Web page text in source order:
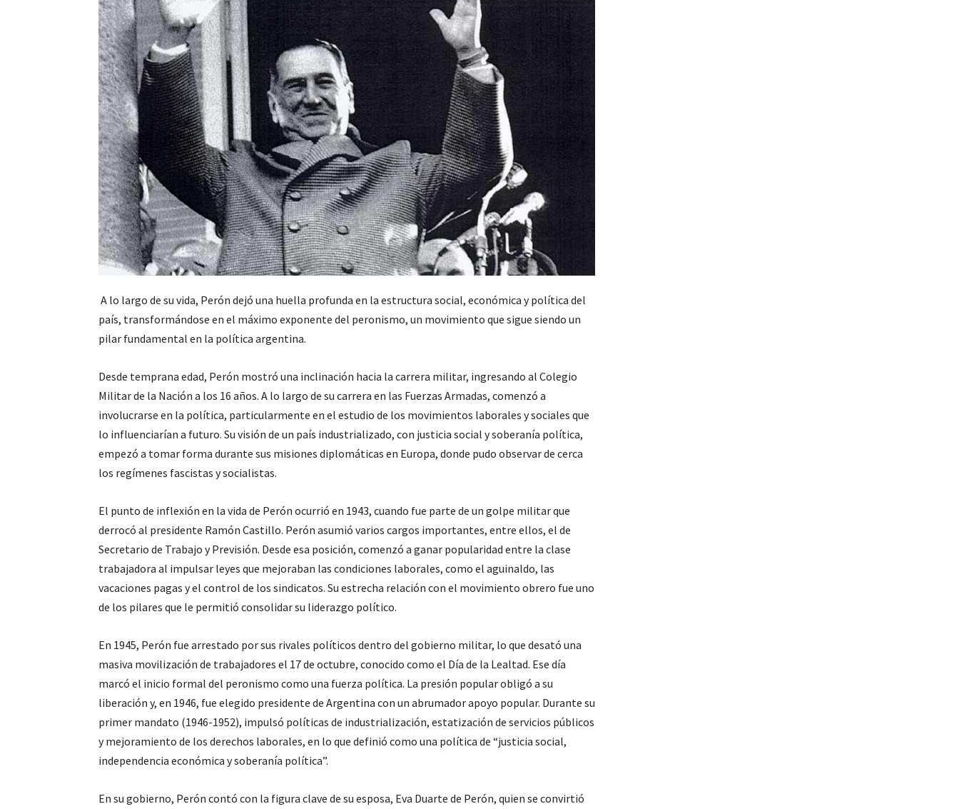
A lo largo de su vida, Perón dejó una huella profunda en la estructura social, económica y política del
país, transformándose en el máximo exponente del peronismo, un movimiento que sigue siendo un
pilar fundamental en la política argentina.
Desde temprana edad, Perón mostró una inclinación hacia la carrera militar, ingresando al Colegio
Militar de la Nación a los 16 años. A lo largo de su carrera en las Fuerzas Armadas, comenzó a
involucrarse en la política, particularmente en el estudio de los movimientos laborales y sociales que
lo influenciarían a futuro. Su visión de un país industrializado, con justicia social y soberanía política,
empezó a tomar forma durante sus misiones diplomáticas en Europa, donde pudo observar de cerca
los regímenes fascistas y socialistas.
El punto de inflexión en la vida de Perón ocurrió en 1943, cuando fue parte de un golpe militar que
derrocó al presidente Ramón Castillo. Perón asumió varios cargos importantes, entre ellos, el de
Secretario de Trabajo y Previsión. Desde esa posición, comenzó a ganar popularidad entre la clase
trabajadora al impulsar leyes que mejoraban las condiciones laborales, como el aguinaldo, las
vacaciones pagas y el control de los sindicatos. Su estrecha relación con el movimiento obrero fue uno
de los pilares que le permitió consolidar su liderazgo político.
En 1945, Perón fue arrestado por sus rivales políticos dentro del gobierno militar, lo que desató una
masiva movilización de trabajadores el 17 de octubre, conocido como el Día de la Lealtad. Ese día
marcó el inicio formal del peronismo como una fuerza política. La presión popular obligó a su
liberación y, en 1946, fue elegido presidente de Argentina con un abrumador apoyo popular. Durante su
primer mandato (1946-1952), impulsó políticas de industrialización, estatización de servicios públicos
y mejoramiento de los derechos laborales, en lo que definió como una política de “justicia social,
independencia económica y soberanía política”.
En su gobierno, Perón contó con la figura clave de su esposa, Eva Duarte de Perón, quien se convirtió